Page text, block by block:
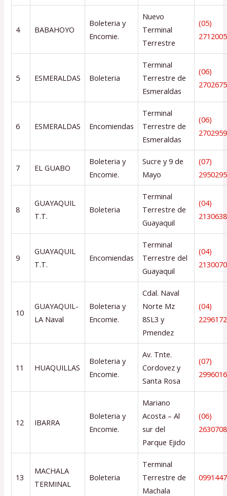
4 BABAHOYO
Boleteria y
Encomie.
Nuevo
Terminal
Terrestre
(05)
2712005
5 ESMERALDAS Boleteria
Terminal
Terrestre de
Esmeraldas
(06)
2702675
6 ESMERALDAS Encomiendas
Terminal
Terrestre de
Esmeraldas
(06)
2702959
7 EL GUABO
Boleteria y
Encomie.
Sucre y 9 de
Mayo
(07)
2950295
8
GUAYAQUIL
T.T.
Boleteria
Terminal
Terrestre de
Guayaquil
(04)
2130638
9
GUAYAQUIL
T.T.
Encomiendas
Terminal
Terrestre del
Guayaquil
(04)
2130070
10
GUAYAQUIL-
LA Naval
Boleteria y
Encomie.
Cdal. Naval
Norte Mz
8SL3 y
Pmendez
(04)
2296172
11 HUAQUILLAS
Boleteria y
Encomie.
Av. Tnte.
Cordovez y
Santa Rosa
(07)
2996016
12 IBARRA
Boleteria y
Encomie.
Mariano
Acosta – Al
sur del
Parque Ejido
(06)
2630708
13
MACHALA
TERMINAL
Boleteria
Terminal
Terrestre de
Machala